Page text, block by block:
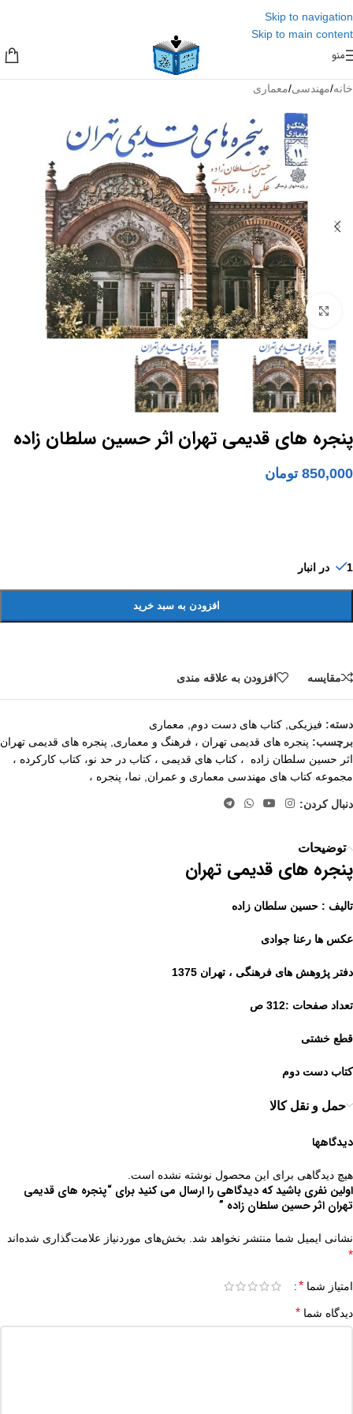
Skip to navigation
Skip to main content
منو
خانه/مهندسی/معماری
برای بزرگنمایی کلیک کنید
پنجره های قدیمی تهران اثر حسین سلطان زاده
850,000 تومان
1 در انبار
افزودن به سبد خرید
مقايسه افزودن به علاقه مندی
دسته: فیزیکی کتاب های دست دوم
معماری
برچسب: پنجره های قدیمی تهران ، فرهنگ و معماری
پنجره های قدیمی تهران
اثر حسین سلطان زاده ، کتاب های قدیمی ، کتاب در حد نو، کتاب کارکرده ،
مجموعه کتاب های مهندسی معماری و عمران
نما، پنجره ،
دنبال کردن:
توضیحات
پنجره های قدیمی تهران
تالیف : حسین سلطان زاده
عکس ها رعنا جوادی
دفتر پژوهش های فرهنگی ، تهران 1375
تعداد صفحات :312 ص
قطع خشتی
کتاب دست دوم
حمل و نقل کالا
دیدگاهها
هیچ دیدگاهی برای این محصول نوشته نشده است.
اولین نفری باشید که دیدگاهی را ارسال می کنید برای “پنجره های قدیمی
تهران اثر حسین سلطان زاده ”
نشانی ایمیل شما منتشر نخواهد شد. بخش‌های موردنیاز علامت‌گذاری شده‌اند
*
امتیاز شما *
دیدگاه شما *